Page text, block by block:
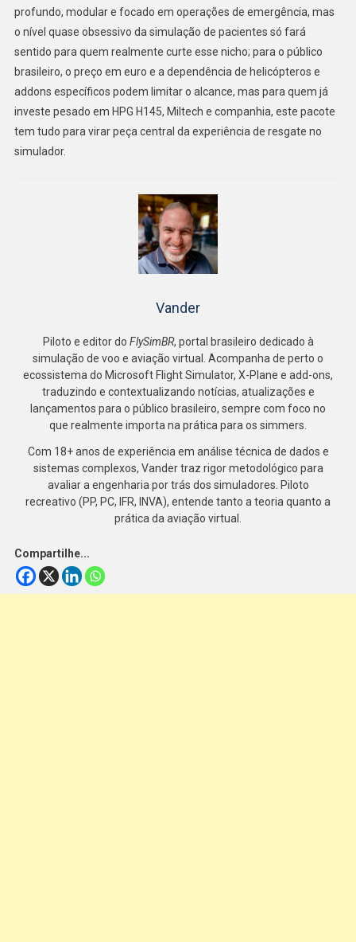
profundo, modular e focado em operações de emergência, mas
o nível quase obsessivo da simulação de pacientes só fará
sentido para quem realmente curte esse nicho; para o público
brasileiro, o preço em euro e a dependência de helicópteros e
addons específicos podem limitar o alcance, mas para quem já
investe pesado em HPG H145, Miltech e companhia, este pacote
tem tudo para virar peça central da experiência de resgate no
simulador.
Vander
Piloto e editor do FlySimBR, portal brasileiro dedicado à
simulação de voo e aviação virtual. Acompanha de perto o
ecossistema do Microsoft Flight Simulator, X-Plane e add-ons,
traduzindo e contextualizando notícias, atualizações e
lançamentos para o público brasileiro, sempre com foco no
que realmente importa na prática para os simmers.
Com 18+ anos de experiência em análise técnica de dados e
sistemas complexos, Vander traz rigor metodológico para
avaliar a engenharia por trás dos simuladores. Piloto
recreativo (PP, PC, IFR, INVA), entende tanto a teoria quanto a
prática da aviação virtual.
Compartilhe...